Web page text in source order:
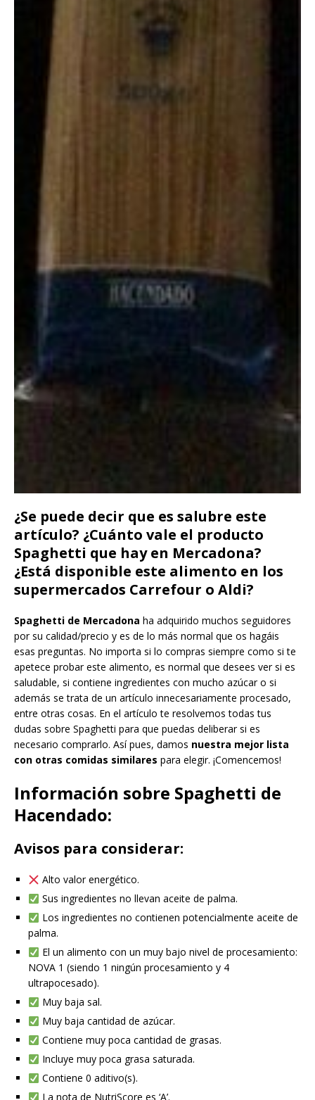
¿Se puede decir que es salubre este
artículo? ¿Cuánto vale el producto
Spaghetti que hay en Mercadona?
¿Está disponible este alimento en los
supermercados Carrefour o Aldi?
Spaghetti de Mercadona ha adquirido muchos seguidores
por su calidad/precio y es de lo más normal que os hagáis
esas preguntas. No importa si lo compras siempre como si te
apetece probar este alimento, es normal que desees ver si es
saludable, si contiene ingredientes con mucho azúcar o si
además se trata de un artículo innecesariamente procesado,
entre otras cosas. En el artículo te resolvemos todas tus
dudas sobre Spaghetti para que puedas deliberar si es
necesario comprarlo. Así pues, damos nuestra mejor lista
con otras comidas similares para elegir. ¡Comencemos!
Información sobre Spaghetti de
Hacendado:
Avisos para considerar:
Alto valor energético.
Sus ingredientes no llevan aceite de palma.
Los ingredientes no contienen potencialmente aceite de
palma.
El un alimento con un muy bajo nivel de procesamiento:
NOVA 1 (siendo 1 ningún procesamiento y 4
ultrapocesado).
Muy baja sal.
Muy baja cantidad de azúcar.
Contiene muy poca cantidad de grasas.
Incluye muy poca grasa saturada.
Contiene 0 aditivo(s).
La nota de NutriScore es ‘A’.